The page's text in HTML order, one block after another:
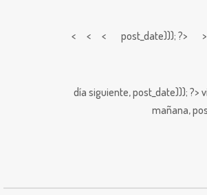
< < < post_date)));
día siguiente,post_date))); ?>
mañana,